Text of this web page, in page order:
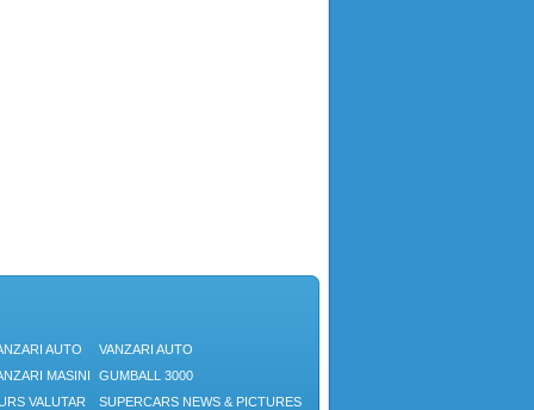
AUTO
MASINI
VALUTAR
VANZARI AUTO
GUMBALL 3000
SUPERCARS NEWS & PICTURES